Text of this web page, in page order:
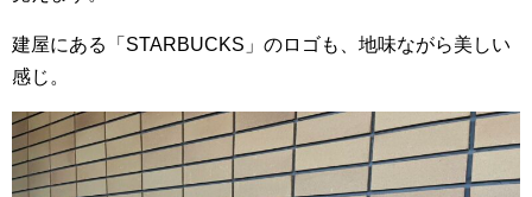
建屋にある「STARBUCKS」のロゴも、地味ながら美しい
感じ。